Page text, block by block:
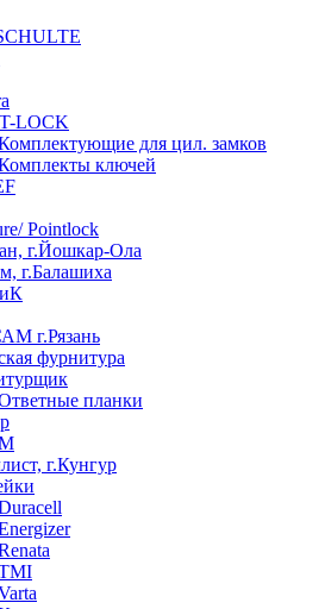
LOCK
для цил. замков
ключей
Pointlock
г.Йошкар-Ола
г.Балашиха
г.Рязань
фурнитура
планки
г.Кунгур